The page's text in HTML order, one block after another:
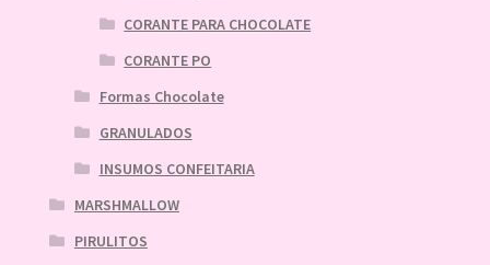
CORANTE PARA CHOCOLATE
CORANTE PO
Formas Chocolate
GRANULADOS
INSUMOS CONFEITARIA
MARSHMALLOW
PIRULITOS